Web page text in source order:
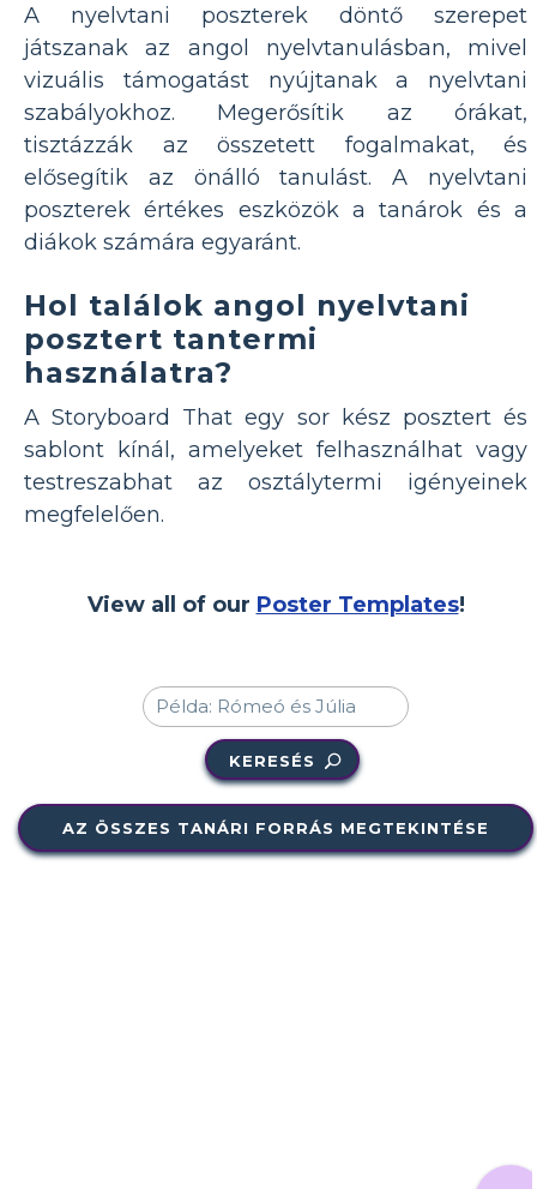
A nyelvtani poszterek döntő szerepet
játszanak az angol nyelvtanulásban, mivel
vizuális támogatást nyújtanak a nyelvtani
szabályokhoz. Megerősítik az órákat,
tisztázzák az összetett fogalmakat, és
elősegítik az önálló tanulást. A nyelvtani
poszterek értékes eszközök a tanárok és a
diákok számára egyaránt.
Hol találok angol nyelvtani
posztert tantermi
használatra?
A Storyboard That egy sor kész posztert és
sablont kínál, amelyeket felhasználhat vagy
testreszabhat az osztálytermi igényeinek
megfelelően.
View all of our Poster Templates!
KERESÉS
AZ ÖSSZES TANÁRI FORRÁS MEGTEKINTÉSE